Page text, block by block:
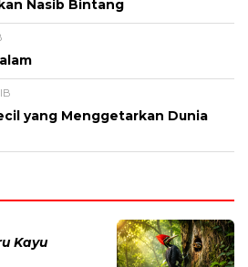
Nasib Bintang
yang Menggetarkan Dunia
Kayu